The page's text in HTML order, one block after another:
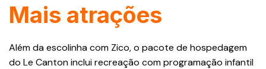
Mais atrações
Além da escolinha com Zico, o pacote de hospedagem
do Le Canton inclui recreação com programação infantil